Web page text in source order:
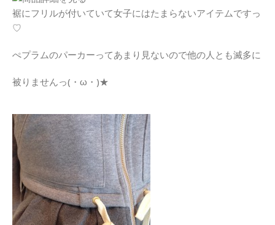
裾にフリルが付いていて女子にはたまらないアイテムですっ
♡
ぺプラムのパーカーってあまり見ないので他の人とも滅多に
被りませんっ(・ω・)★